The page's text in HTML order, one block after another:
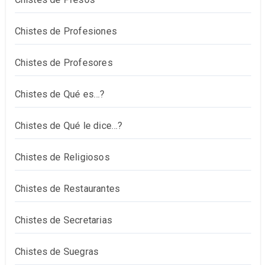
Chistes de Profesiones
Chistes de Profesores
Chistes de Qué es…?
Chistes de Qué le dice…?
Chistes de Religiosos
Chistes de Restaurantes
Chistes de Secretarias
Chistes de Suegras